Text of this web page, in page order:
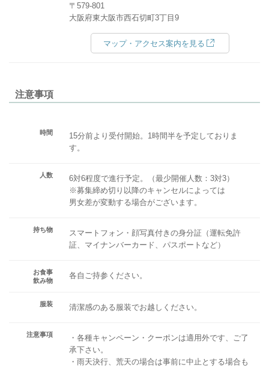
〒579-801
大阪府東大阪市西石切町3丁目9
マップ・アクセス案内を見る
注意事項
時間
15分前より受付開始。1時間半を予定しておりま
す。
人数
6対6程度で進行予定。（最少開催人数：3対3）
※募集締め切り以降のキャンセルによっては
男女差が変動する場合がございます。
持ち物
スマートフォン・顔写真付きの身分証（運転免許
証、マイナンバーカード、パスポートなど）
お食事
飲み物
各自ご持参ください。
服装 清潔感のある服装でお越しください。
注意事項
・各種キャンペーン・クーポンは適用外です、ご了
承下さい。
・雨天決行、荒天の場合は事前に中止とする場合も